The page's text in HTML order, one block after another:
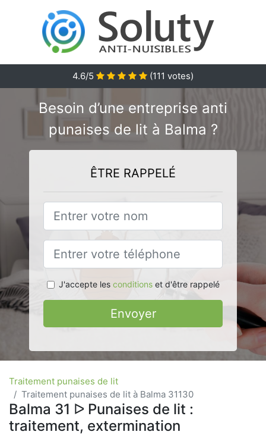
4.6/5 (111 votes)
Besoin d’une entreprise anti
punaises de lit à Balma ?
ÊTRE RAPPELÉ
J'accepte les conditionset d'être rappelé
Envoyer
Traitement punaises de lit
Traitement punaises de lit à Balma 31130
Balma 31 ᐅ Punaises de lit :
traitement, extermination